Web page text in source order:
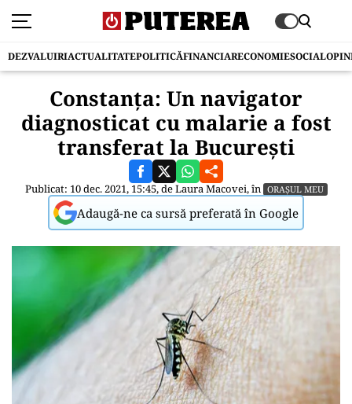
DEZVALUIRIACTUALITATEPOLITICĂFINANCIARECONOMIESOCIAL
Constanța: Un navigator
diagnosticat cu malarie a fost
transferat la București
Publicat: 10 dec. 2021, 15:45, deLaura Macovei, în ORAȘUL MEU
Adaugă-ne ca sursă preferată în Google